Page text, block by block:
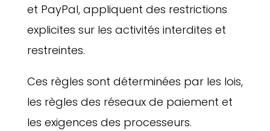
et PayPal, appliquent des restrictions
explicites sur les activités interdites et
restreintes.
Ces règles sont déterminées par les lois,
les règles des réseaux de paiement et
les exigences des processeurs.